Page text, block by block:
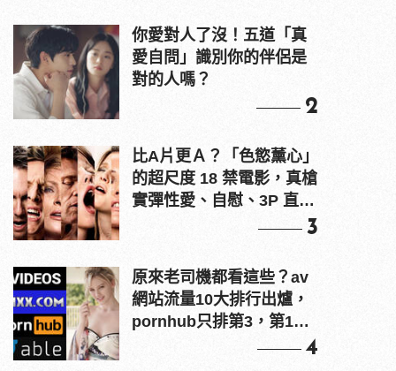
你愛對人了沒！五道「真
愛自問」識別你的伴侶是
對的人嗎？
2
比A片更Ａ？「色慾薰心」
的超尺度 18 禁電影，真槍
實彈性愛、自慰、3P 直接
3
原來老司機都看這些？av
網站流量10大排行出爐，
pornhub只排第3，第1名
4